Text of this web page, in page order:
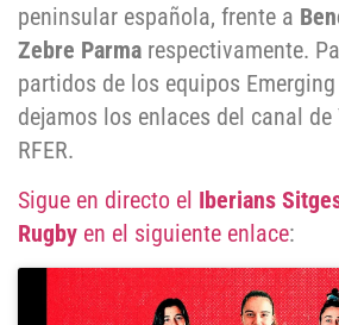
peninsular española, frente a
Zebre Parma respectivamente.
partidos de los equipos
dejamos los enlaces del canal de
RFER.
Sigue en directo el Iberians
Rugby en el siguiente enlace: